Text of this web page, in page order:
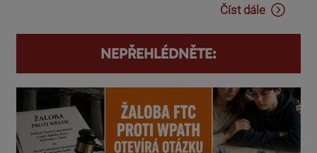
Číst dále
NEPŘEHLÉDNĚTE: